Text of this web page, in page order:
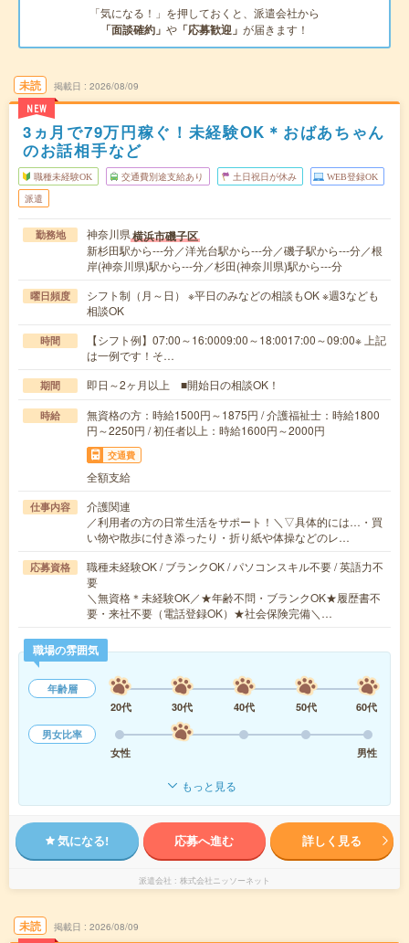
「気になる！」を押しておくと、派遣会社から
「面談確約」 や 「応募歓迎」 が届きます！
未読
NEW
掲載日 2026/08/09
3ヵ月で79万円稼ぐ！未経験OK＊おばあちゃん
のお話相手など
職種未経験OK 交通費別途支給あり 土日祝日が休み WEB登録OK
派遣
勤務地 神奈川県横浜市磯子区
新杉田駅から---分／洋光台駅から---分／磯子駅から---分／根
岸(神奈川県)駅から---分／杉田(神奈川県)駅から---分
曜日頻度
シフト制（月～日） ※平日のみなどの相談もOK ※週3なども
相談OK
時間
【シフト例】07:00～16:0009:00～18:0017:00～09:00※ 上記
は一例です！そ…
期間 即日～2ヶ月以上 ■開始日の相談OK！
時給
無資格の方：時給1500円～1875円 / 介護福祉士：時給1800
円～2250円 / 初任者以上：時給1600円～2000円
交通費
全額支給
仕事内容
介護関連
／利用者の方の日常生活をサポート！＼▽具体的には…・買
い物や散歩に付き添ったり・折り紙や体操などのレ…
応募資格
職種未経験OK / ブランクOK / パソコンスキル不要 / 英語力不
要
＼無資格＊未経験OK／★年齢不問・ブランクOK★履歴書不
要・来社不要（電話登録OK）★社会保険完備＼…
職場の雰囲気
年齢層
20代
30代 40代 50代
60代
男女比率
女性
男性
もっと見る
気になる! 応募へ進む 詳しく見る
派遣会社 株式会社ニッソーネット
未読 掲載日 2026/08/09